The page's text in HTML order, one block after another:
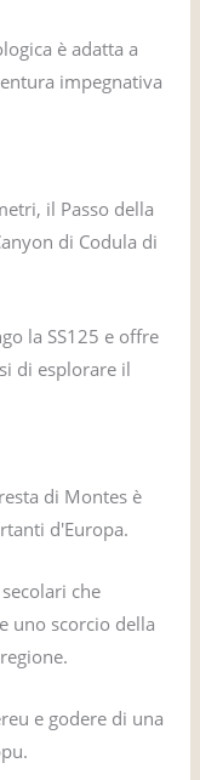
è adatta a
impegnativa
il Passo della
di Codula di
la SS125 e offre
di esplorare il
di Montes è
d'Europa.
che
uno scorcio della
e godere di una